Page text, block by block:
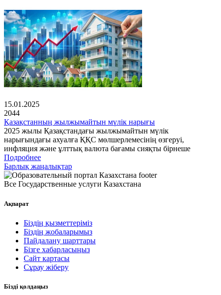
15.01.2025
2044
Қазақстанның жылжымайтын мүлік нарығы
2025 жылы Қазақстандағы жылжымайтын мүлік
нарығындағы ахуалға ҚҚС мөлшерлемесінің өзгеруі,
инфляция және ұлттық валюта бағамы сияқты бірнеше
Подробнее
Барлық жаңалықтар
Все Государственные услуги Казахстана
Ақпарат
Біздің қызметтеріміз
Біздің жобаларымыз
Пайдалану шарттары
Бізге хабарласыңыз
Сайт картасы
Сұрау жіберу
Бізді қолдаңыз